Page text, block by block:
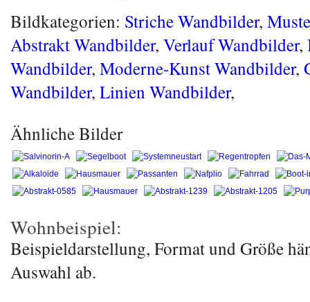
Bildkategorien: Striche Wandbilder,
Abstrakt Wandbilder, Verlauf Wandbilder,
Wandbilder, Moderne-Kunst Wandbilder,
Wandbilder, Linien Wandbilder,
Ähnliche Bilder
Wohnbeispiel:
Beispieldarstellung, Format und Größe
Auswahl ab.